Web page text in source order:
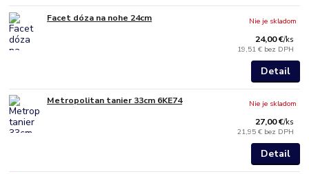
Facet dóza na nohe 24cm
24,00 €/ks
19,51 € bez DPH
Nie je skladom
Detail
Metropolitan tanier 33cm 6KE74
27,00 €/ks
21,95 € bez DPH
Nie je skladom
Detail